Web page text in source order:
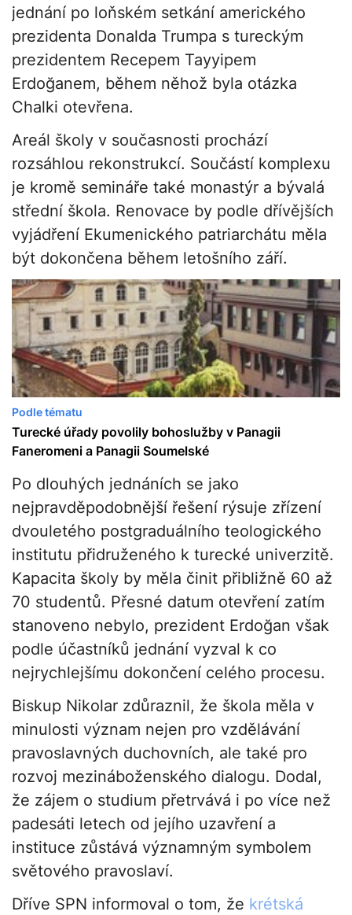
jednání po loňském setkání amerického
prezidenta Donalda Trumpa s tureckým
prezidentem Recepem Tayyipem
Erdoğanem, během něhož byla otázka
Chalki otevřena.
Areál školy v současnosti prochází
rozsáhlou rekonstrukcí. Součástí komplexu
je kromě semináře také monastýr a bývalá
střední škola. Renovace by podle dřívějších
vyjádření Ekumenického patriarchátu měla
být dokončena během letošního září.
Podle tématu
Turecké úřady povolily bohoslužby v Panagii
Faneromeni a Panagii Soumelské
Po dlouhých jednáních se jako
nejpravděpodobnější řešení rýsuje zřízení
dvouletého postgraduálního teologického
institutu přidruženého k turecké univerzitě.
Kapacita školy by měla činit přibližně 60 až
70 studentů. Přesné datum otevření zatím
stanoveno nebylo, prezident Erdoğan však
podle účastníků jednání vyzval k co
nejrychlejšímu dokončení celého procesu.
Biskup Nikolar zdůraznil, že škola měla v
minulosti význam nejen pro vzdělávání
pravoslavných duchovních, ale také pro
rozvoj mezináboženského dialogu. Dodal,
že zájem o studium přetrvává i po více než
padesáti letech od jejího uzavření a
instituce zůstává významným symbolem
světového pravoslaví.
Dříve SPN informoval o tom, že krétská